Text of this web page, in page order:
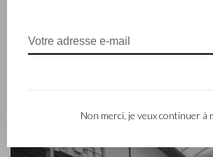
reines et Castelijn & Beerens jouit d’une
a été lancé en 2012.Non merci, je veux continuer à